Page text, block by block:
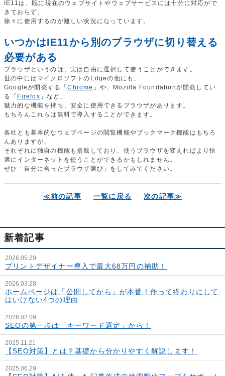
IE11は、既に現在のウェブサイトやウェブサービスには十分に対応がで
きておらず、
徐々に使用するのが難しい状況になっています。
いつかはIE11から別のブラウザに切り替える
必要がある
ブラウザというのは、実は自由に選択して使うことができます。
世の中にはマイクロソフトのEdgeの他にも、
Googleが開発する「Chrome 」や、Mozilla Foundationが開発してい
る「 Firefox 」など、
魅力的な機能を持ち、安全に使用できるブラウザがあります。
もちろんこれらは無料で導入することができます。
各社とも基本的なウェブページの閲覧機能やブックマーク機能はもちろ
んありますが、
それぞれに独自の機能も搭載しており、使うブラウザを変えればより快
適にインターネットを使うことができるかもしれません。
ぜひ「自分に合ったブラウザ選び」をしてみてください。
≪前の記事 一覧に戻る 次の記事≫
新着記事
2026.05.29
プリントデザイナー導入で最大68万円の補助！
2026.03.28
ホームページは「公開してから」が本番！作って終わりにして
はいけない4つの理由
2026.02.09
SEOの第一歩は「キーワード選定」から！
2025.11.21
【SEO対策】とは？基礎から分かりやすく解説します！
2025.06.29